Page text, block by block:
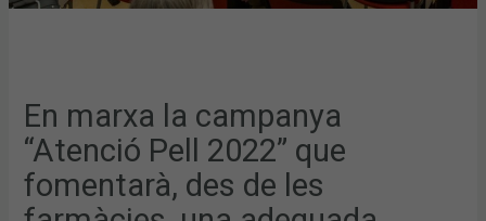
En marxa la campanya
“Atenció Pell 2022” que
fomentarà, des de les
FAN
MÉS
VULNERABLES
AL